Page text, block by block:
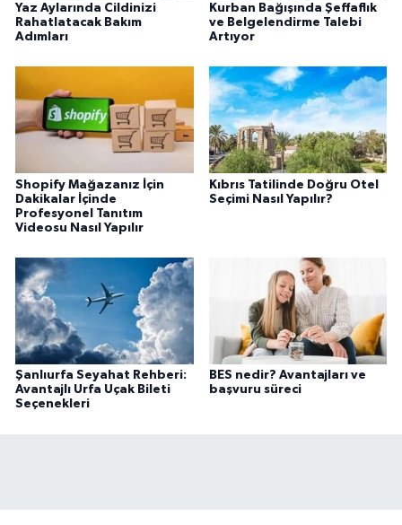
Yaz Aylarında Cildinizi
Rahatlatacak Bakım
Adımları
Kurban Bağışında Şeffaflık
ve Belgelendirme Talebi
Artıyor
Shopify Mağazanız İçin
Dakikalar İçinde
Profesyonel Tanıtım
Videosu Nasıl Yapılır
Kıbrıs Tatilinde Doğru Otel
Seçimi Nasıl Yapılır?
Şanlıurfa Seyahat Rehberi:
Avantajlı Urfa Uçak Bileti
Seçenekleri
BES nedir? Avantajları ve
başvuru süreci